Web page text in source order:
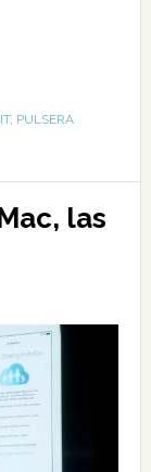
, PULSERA
las